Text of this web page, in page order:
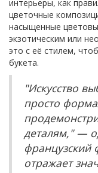
интерьеры, как
цветочные
насыщенные
экзотическим или
это с её стилем,
букета.
"Искусство
просто
деталям," —
французский
отражает